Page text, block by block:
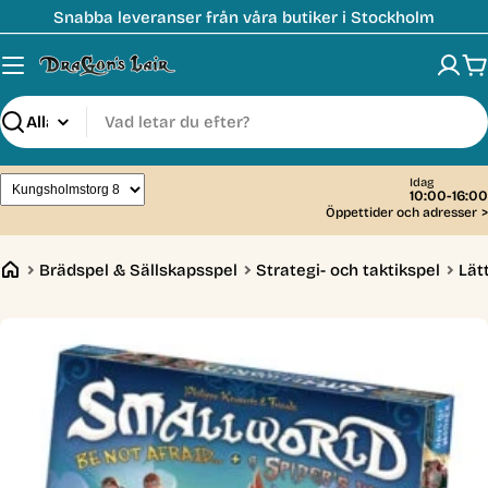
till
innehåll
Snabba leveranser från våra butiker i Stockholm
Sök
Idag
10:00-16:00
Öppettider och adresser >
Brädspel & Sällskapsspel Strategi- och taktikspel